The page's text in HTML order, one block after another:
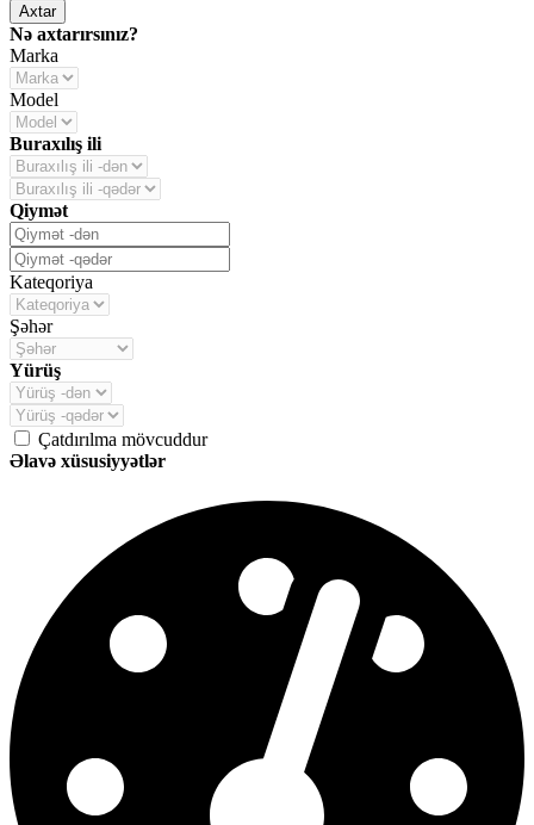
Axtar
Nə axtarırsınız?
Marka
Model
Buraxılış ili
Qiymət
Kateqoriya
Şəhər
Yürüş
Çatdırılma mövcuddur
Əlavə xüsusiyyətlər